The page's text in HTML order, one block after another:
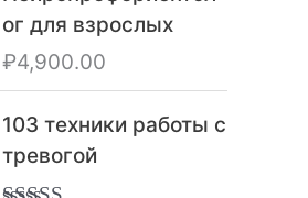
в
л
а
ог для взрослых
₽4,900.00
103 техники работы с
тревогой